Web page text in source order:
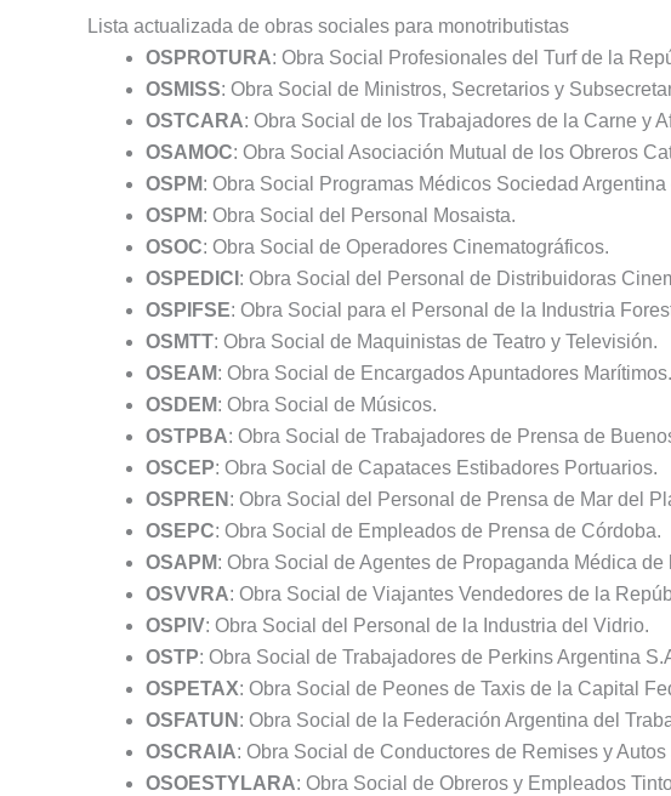
Lista actualizada de obras sociales para monotributistas
OSPROTURA: Obra Social Profesionales del Turf de la
OSMISS: Obra Social de Ministros, Secretarios y
OSTCARA: Obra Social de los Trabajadores de la Carne y
OSAMOC: Obra Social Asociación Mutual de los Obreros
OSPM: Obra Social Programas Médicos Sociedad
OSPM: Obra Social del Personal Mosaista.
OSOC: Obra Social de Operadores Cinematográficos.
OSPEDICI : Obra Social del Personal de Distribuidoras
OSPIFSE: Obra Social para el Personal de la Industria
OSMTT: Obra Social de Maquinistas de Teatro y Televisión.
OSEAM: Obra Social de Encargados Apuntadores Marítimos.
OSDEM: Obra Social de Músicos.
OSTPBA: Obra Social de Trabajadores de Prensa de
OSCEP: Obra Social de Capataces Estibadores Portuarios.
OSPREN : Obra Social del Personal de Prensa de Mar del
OSEPC: Obra Social de Empleados de Prensa de Córdoba.
OSAPM: Obra Social de Agentes de Propaganda Médica
OSVVRA: Obra Social de Viajantes Vendedores de la
OSPIV: Obra Social del Personal de la Industria del Vidrio.
OSTP: Obra Social de Trabajadores de Perkins Argentina
OSPETAX: Obra Social de Peones de Taxis de la Capital
OSFATUN : Obra Social de la Federación Argentina del
OSCRAIA: Obra Social de Conductores de Remises y
OSOESTYLARA: Obra Social de Obreros y Empleados